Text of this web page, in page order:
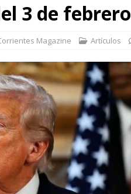
3 de febrero
Magazine Artículos